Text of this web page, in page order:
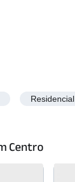
Residencial
Centro